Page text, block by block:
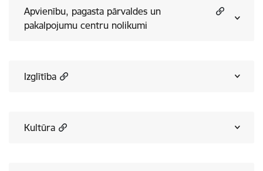
Apvienību, pagasta pārvaldes un
pakalpojumu centru nolikumi
Izglītība
Kultūra